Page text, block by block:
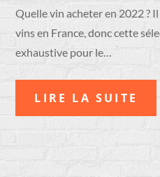
Quelle vin acheter en 2022 ?
vins en France, donc cette
exhaustive pour le…
LIRE LA SUITE